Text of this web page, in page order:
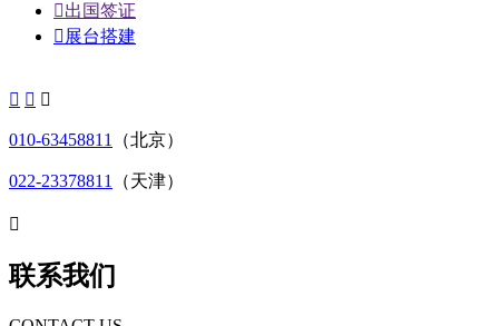
出国签证
 展台搭建
  
010-63458811 （北京）
022-23378811 （天津）

联系我们